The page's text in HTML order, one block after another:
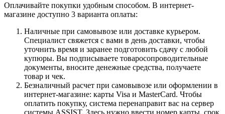
Оплачивайте покупки удобным способом. В интернет-
магазине доступно 3 варианта оплаты:
Наличные при самовывозе или доставке курьером.
Специалист свяжется с вами в день доставки, чтобы
уточнить время и заранее подготовить сдачу с любой
купюры. Вы подписываете товаросопроводительные
документы, вносите денежные средства, получаете
товар и чек.
Безналичный расчет при самовывозе или оформлении в
интернет-магазине: карты Visa и MasterCard. Чтобы
оплатить покупку, система перенаправит вас на сервер
системы ASSIST. Здесь нужно ввести номер карты, срок